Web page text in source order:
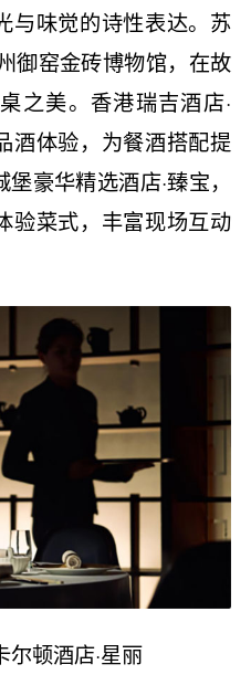
与味觉的诗性表达。苏
御窑金砖博物馆，在故
之美。香港瑞吉酒店·
酒体验，为餐酒搭配提
豪华精选酒店·臻宝，
验菜式，丰富现场互动
尔顿酒店·星丽